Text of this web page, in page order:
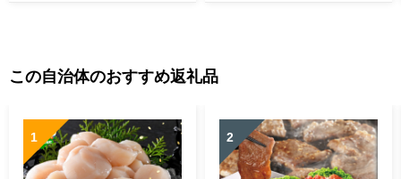
この自治体のおすすめ返礼品
1 2